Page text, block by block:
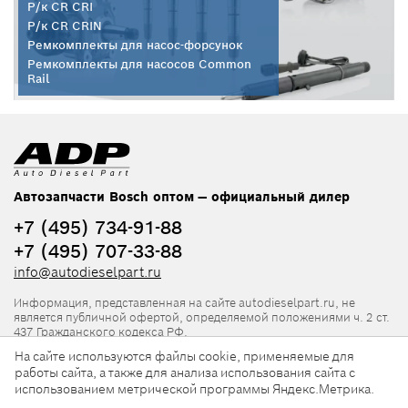
Р/к CR CRI
Р/к CR CRIN
Ремкомплекты для насос-форсунок
Ремкомплекты для насосов Common
Rail
Автозапчасти Bosch оптом — официальный дилер
+7 (495) 734-91-88
+7 (495) 707-33-88
info@autodieselpart.ru
Информация, представленная на сайте autodieselpart.ru, не
является публичной офертой, определяемой положениями ч. 2 ст.
437 Гражданского кодекса РФ.
Нормативная документация
ADP в социальных сетях
На сайте используются файлы cookie, применяемые для
работы сайта, а также для анализа использования сайта с
использованием метрической программы Яндекс.Метрика.